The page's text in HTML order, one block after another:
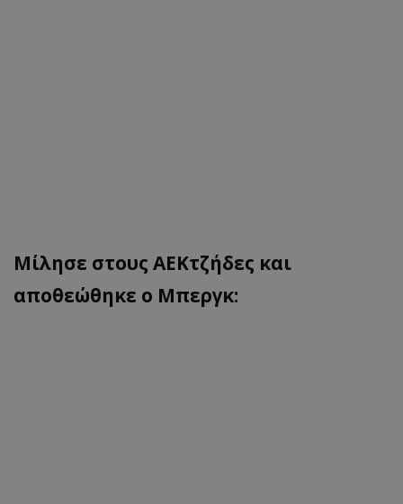
Μίλησε στους ΑΕΚτζήδες και
αποθεώθηκε ο Μπεργκ: